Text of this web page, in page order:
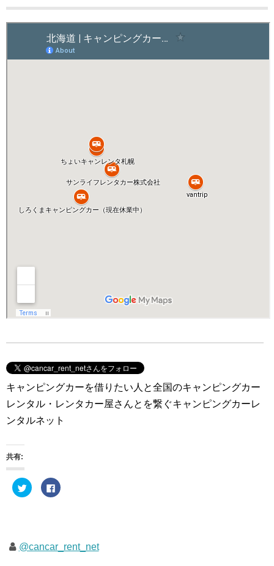
キャンピングカーを借りたい人と全国のキャンピングカー
レンタル・レンタカー屋さんとを繋ぐキャンピングカーレ
ンタルネット
共有:
ク
リ
i
t
F
a
で
共
@cancar_rent_net